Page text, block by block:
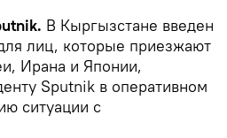
В Кыргызстане введен
лиц, которые приезжают
Ирана и Японии,
Sputnik в оперативном
ситуации с